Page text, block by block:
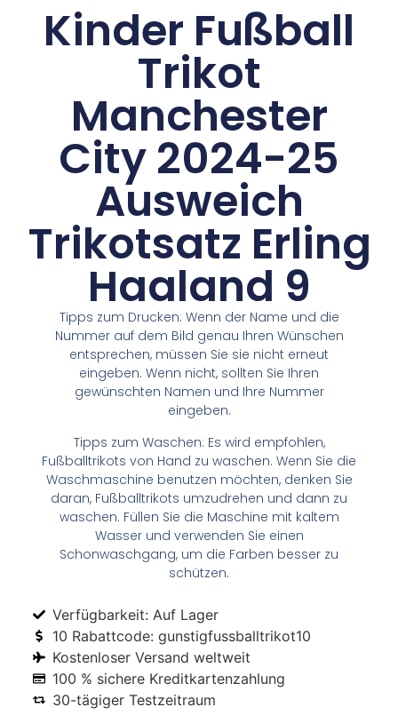
Kinder Fußball
Trikot
Manchester
City 2024-25
Ausweich
Trikotsatz Erling
Haaland 9
Tipps zum Drucken: Wenn der Name und die
Nummer auf dem Bild genau Ihren Wünschen
entsprechen, müssen Sie sie nicht erneut
eingeben. Wenn nicht, sollten Sie Ihren
gewünschten Namen und Ihre Nummer
eingeben.
Tipps zum Waschen: Es wird empfohlen,
Fußballtrikots von Hand zu waschen. Wenn Sie die
Waschmaschine benutzen möchten, denken Sie
daran, Fußballtrikots umzudrehen und dann zu
waschen. Füllen Sie die Maschine mit kaltem
Wasser und verwenden Sie einen
Schonwaschgang, um die Farben besser zu
schützen.
Verfügbarkeit: Auf Lager
10 Rabattcode: gunstigfussballtrikot10
Kostenloser Versand weltweit
100 % sichere Kreditkartenzahlung
30-tägiger Testzeitraum